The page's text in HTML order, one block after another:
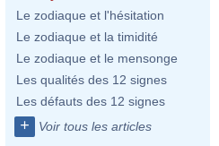
Le zodiaque et l'hésitation
Le zodiaque et la timidité
Le zodiaque et le mensonge
Les qualités des 12 signes
Les défauts des 12 signes
+ Voir tous les articles